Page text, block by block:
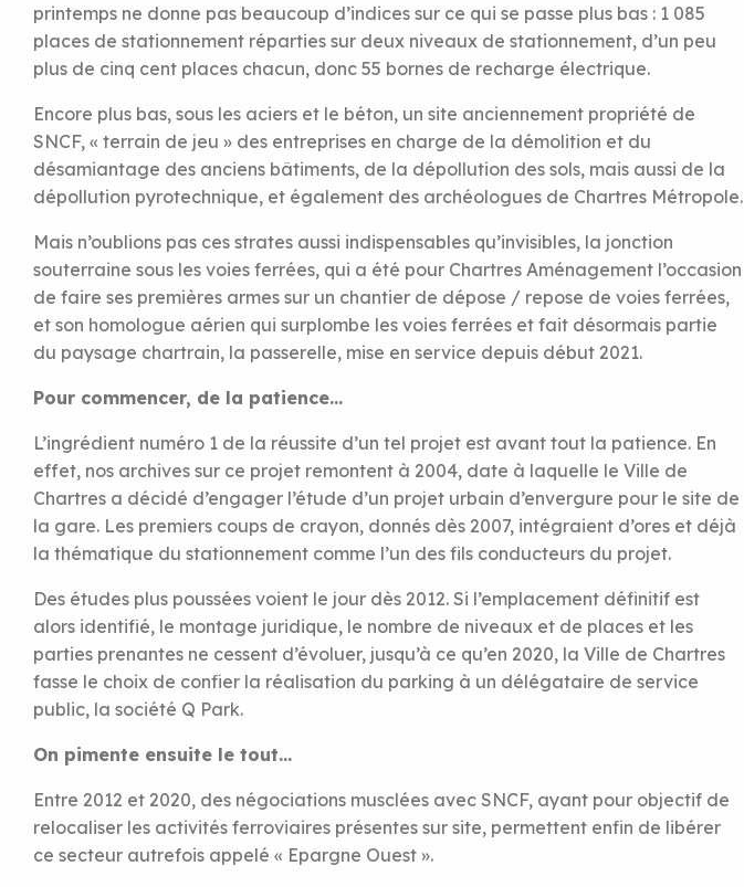
printemps ne donne pas beaucoup d’indices sur ce qui se passe plus bas : 1 085
places de stationnement réparties sur deux niveaux de stationnement, d’un peu
plus de cinq cent places chacun, donc 55 bornes de recharge électrique.
Encore plus bas, sous les aciers et le béton, un site anciennement propriété de
SNCF, « terrain de jeu » des entreprises en charge de la démolition et du
désamiantage des anciens bâtiments, de la dépollution des sols, mais aussi de la
dépollution pyrotechnique, et également des archéologues de Chartres Métropole.
Mais n’oublions pas ces strates aussi indispensables qu’invisibles, la jonction
souterraine sous les voies ferrées, qui a été pour Chartres Aménagement l’occasion
de faire ses premières armes sur un chantier de dépose / repose de voies ferrées,
et son homologue aérien qui surplombe les voies ferrées et fait désormais partie
du paysage chartrain, la passerelle, mise en service depuis début 2021.
Pour commencer, de la patience…
L’ingrédient numéro 1 de la réussite d’un tel projet est avant tout la patience. En
effet, nos archives sur ce projet remontent à 2004, date à laquelle le Ville de
Chartres a décidé d’engager l’étude d’un projet urbain d’envergure pour le site de
la gare. Les premiers coups de crayon, donnés dès 2007, intégraient d’ores et déjà
la thématique du stationnement comme l’un des fils conducteurs du projet.
Des études plus poussées voient le jour dès 2012. Si l’emplacement définitif est
alors identifié, le montage juridique, le nombre de niveaux et de places et les
parties prenantes ne cessent d’évoluer, jusqu’à ce qu’en 2020, la Ville de Chartres
fasse le choix de confier la réalisation du parking à un délégataire de service
public, la société Q Park.
On pimente ensuite le tout…
Entre 2012 et 2020, des négociations musclées avec SNCF, ayant pour objectif de
relocaliser les activités ferroviaires présentes sur site, permettent enfin de libérer
ce secteur autrefois appelé « Epargne Ouest ».